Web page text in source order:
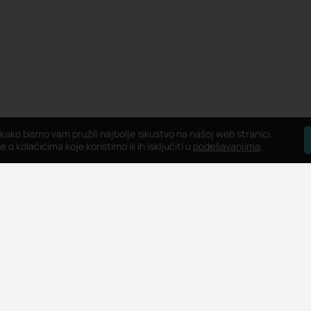
bismo vam pružili najbolje iskustvo na našoj web stranici.
o kolačićima koje koristimo ili ih isključiti u podešavanjima.